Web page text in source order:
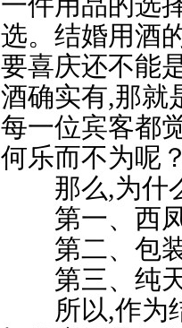
选。结婚用酒
要喜庆还不能
酒确实有,那就
每一位宾客都
何乐而不为呢
那么,为什么
第一、西凤
第二、包装
第三、纯天
所以,作为结